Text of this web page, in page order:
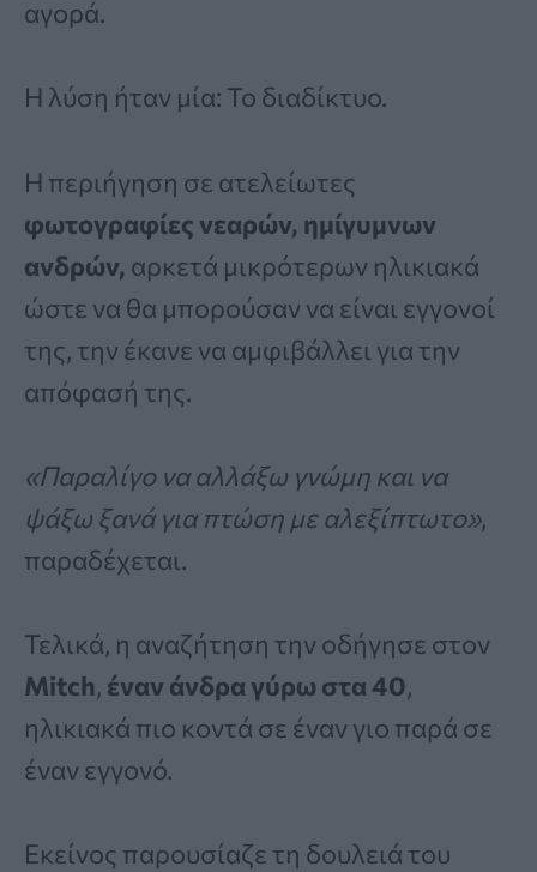
αγορά.
Η λύση ήταν μία: Το διαδίκτυο.
Η περιήγηση σε ατελείωτες
φωτογραφίες νεαρών, ημίγυμνων
ανδρών, αρκετά μικρότερων ηλικιακά
ώστε να θα μπορούσαν να είναι εγγονοί
της, την έκανε να αμφιβάλλει για την
απόφασή της.
«Παραλίγο να αλλάξω γνώμη και να
ψάξω ξανά για πτώση με αλεξίπτωτο»,
παραδέχεται.
Τελικά, η αναζήτηση την οδήγησε στον
Mitch, έναν άνδρα γύρω στα 40,
ηλικιακά πιο κοντά σε έναν γιο παρά σε
έναν εγγονό.
Εκείνος παρουσίαζε τη δουλειά του